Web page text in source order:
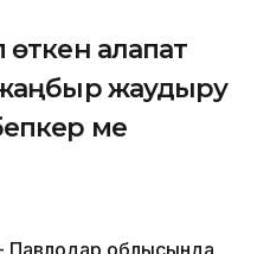
алапат
жаудыру
ме
облысында